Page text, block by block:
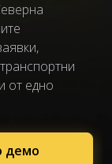
от едно
демо